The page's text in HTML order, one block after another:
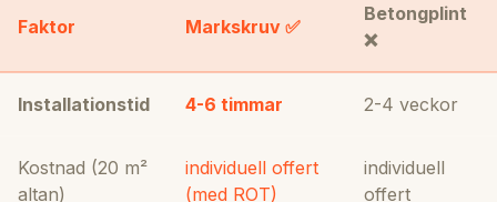
Faktor Markskruv ✅
Betongplint
❌
Installationstid 4-6 timmar 2-4 veckor
Kostnad (20 m²
altan)
individuell offert
(med ROT)
individuell
offert